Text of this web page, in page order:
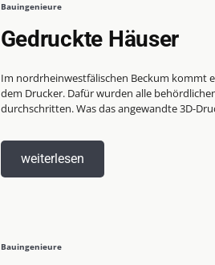
Bauingenieure
Gedruckte Häuser
Im nordrheinwestfälischen Beckum kommt
dem Drucker. Dafür wurden alle
durchschritten. Was das angewandte 3D-
weiterlesen
Bauingenieure